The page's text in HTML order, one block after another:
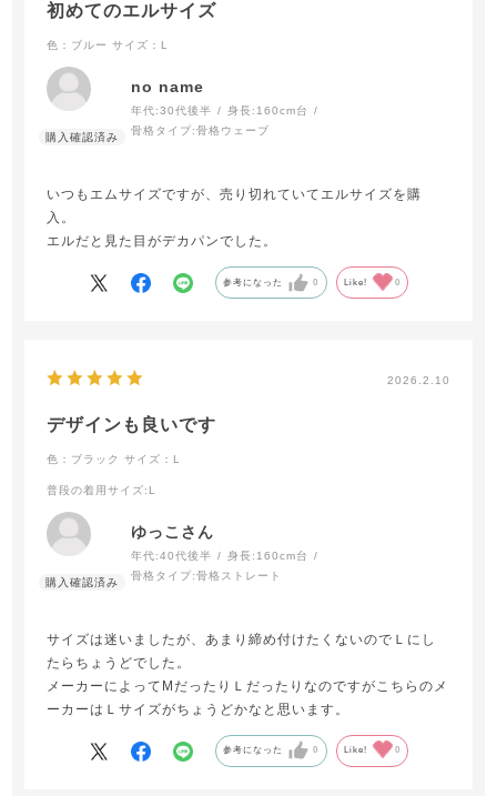
初めてのエルサイズ
色：ブルー サイズ：L
no name
年代:30代後半 身長: 160cm台
骨格タイプ:骨格ウェーブ
いつもエムサイズですが、売り切れていてエルサイズを購
入。
エルだと見た目がデカパンでした。
参考になった 0 Like! 0
2026.2.10
デザインも良いです
色：ブラック サイズ：L
普段の着用サイズ:L
ゆっこさん
年代:40代後半 身長: 160cm台
骨格タイプ:骨格ストレート
サイズは迷いましたが、あまり締め付けたくないのでＬにし
たらちょうどでした。
メーカーによってMだったりＬだったりなのですがこちらのメ
ーカーはＬサイズがちょうどかなと思います。
参考になった 0 Like! 0